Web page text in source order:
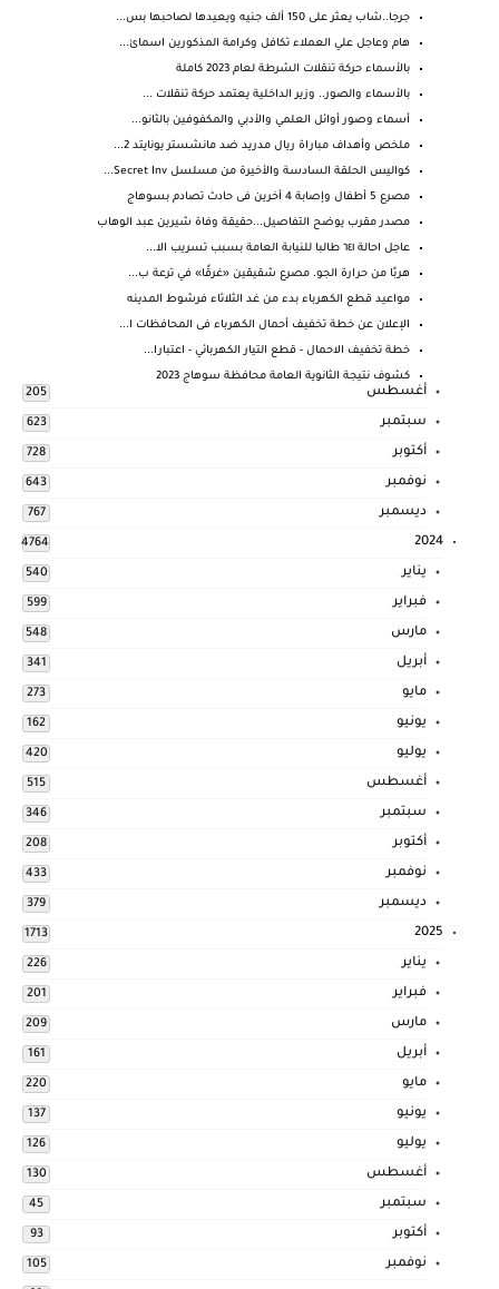
جرجا..شاب يعثر على 150 ألف جنيه ويعيدها لصاحبها بس...
هام وعاجل علي العملاء تكافل وكرامة المذكورين اسمائ...
بالأسماء حركة تنقلات الشرطة لعام 2023 كاملة
بالأسماء والصور.. وزير الداخلية يعتمد حركة تنقلات ...
أسماء وصور أوائل العلمي والأدبي والمكفوفين بالثانو...
ملخص وأهداف مباراة ريال مدريد ضد مانشستر يونايتد 2...
كواليس الحلقة السادسة والأخيرة من مسلسل Secret Inv...
مصرع 5 أطفال وإصابة 4 أخرين فى حادث تصادم بسوهاج
مصدر مقرب يوضح التفاصيل...حقيقة وفاة شيرين عبد الوهاب
عاجل احالة ٦٤١ طالبا للنيابة العامة بسبب تسريب الا...
هربًا من حرارة الجو. مصرع شقيقين «غرقًا» في ترعة ب...
مواعيد قطع الكهرباء بدء من غد الثلاثاء فرشوط المدينه
الإعلان عن خطة تخفيف أحمال الكهرباء فى المحافظات ا...
خطة تخفيف الاحمال - قطع التيار الكهربائي - اعتبارا...
كشوف نتيجة الثانوية العامة محافظة سوهاج 2023
أغسطس 205
سبتمبر 623
أكتوبر 728
نوفمبر 643
ديسمبر 767
2024
4764
يناير 540
فبراير 599
مارس 548
أبريل 341
مايو 273
يونيو 162
يوليو 420
أغسطس 515
سبتمبر 346
أكتوبر 208
نوفمبر 433
ديسمبر 379
2025
1713
يناير 226
فبراير 201
مارس 209
أبريل 161
مايو 220
يونيو 137
يوليو 126
أغسطس 130
سبتمبر 45
أكتوبر 93
نوفمبر 105